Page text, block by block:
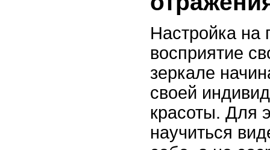
Настройка на
восприятие
зеркале
своей
красоты. Для
научиться